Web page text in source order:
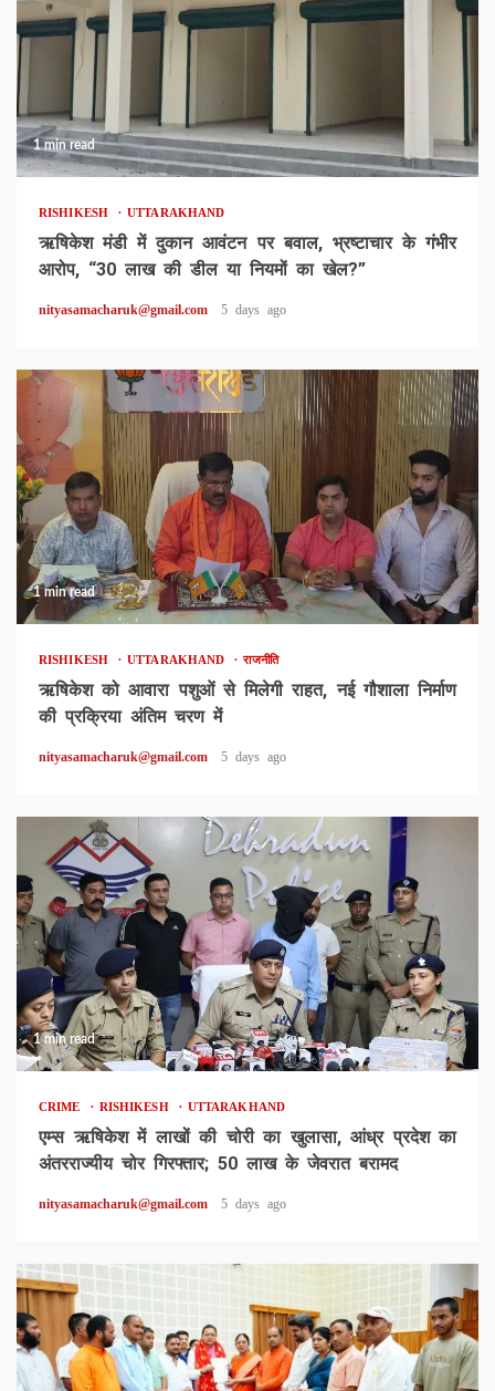
1 min read
RISHIKESH UTTARAKHAND
ऋषिकेश मंडी में दुकान आवंटन पर बवाल, भ्रष्टाचार के गंभीर
आरोप, “30 लाख की डील या नियमों का खेल?”
nityasamacharuk@gmail.com 5 days ago
1 min read
RISHIKESH UTTARAKHAND राजनीति
ऋषिकेश को आवारा पशुओं से मिलेगी राहत, नई गौशाला निर्माण
की प्रक्रिया अंतिम चरण में
nityasamacharuk@gmail.com 5 days ago
1 min read
CRIME RISHIKESH UTTARAKHAND
एम्स ऋषिकेश में लाखों की चोरी का खुलासा, आंध्र प्रदेश का
अंतरराज्यीय चोर गिरफ्तार; 50 लाख के जेवरात बरामद
nityasamacharuk@gmail.com 5 days ago